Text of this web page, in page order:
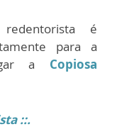
é
para a
a Copiosa
::.